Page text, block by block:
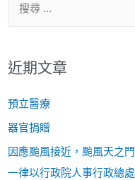
近期文章
預立醫療
器官捐贈
因應颱風接近，颱風天之
一律以行政院人事行政總